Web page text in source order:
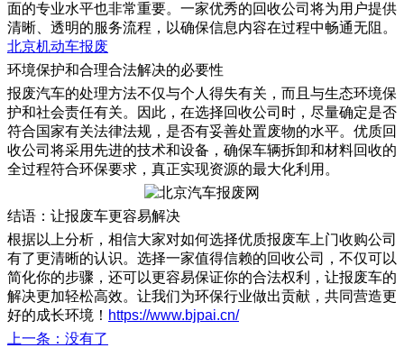
面的专业水平也非常重要。一家优秀的回收公司将为用户提供
清晰、透明的服务流程，以确保信息内容在过程中畅通无阻。
北京机动车报废
环境保护和合理合法解决的必要性
报废汽车的处理方法不仅与个人得失有关，而且与生态环境保
护和社会责任有关。因此，在选择回收公司时，尽量确定是否
符合国家有关法律法规，是否有妥善处置废物的水平。优质回
收公司将采用先进的技术和设备，确保车辆拆卸和材料回收的
全过程符合环保要求，真正实现资源的最大化利用。
结语：让报废车更容易解决
根据以上分析，相信大家对如何选择优质报废车上门收购公司
有了更清晰的认识。选择一家值得信赖的回收公司，不仅可以
简化你的步骤，还可以更容易保证你的合法权利，让报废车的
解决更加轻松高效。让我们为环保行业做出贡献，共同营造更
好的成长环境！ https://www.bjpai.cn/
上一条 ：没有了